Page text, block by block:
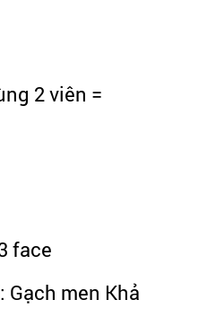
2 viên =
face
Gạch men Khả